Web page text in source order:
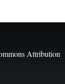
Attribution